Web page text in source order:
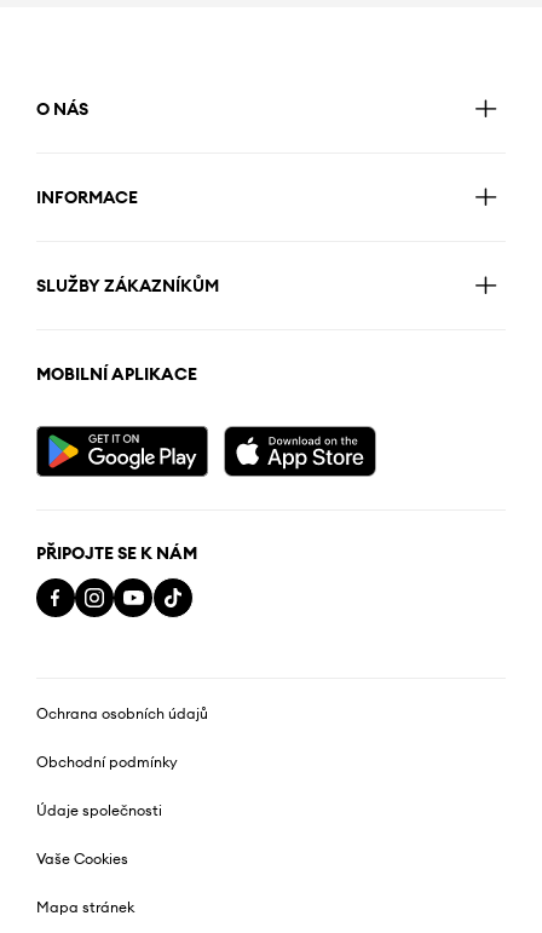
O NÁS
INFORMACE
SLUŽBY ZÁKAZNÍKŮM
MOBILNÍ APLIKACE
PŘIPOJTE SE K NÁM
Ochrana osobních údajů
Obchodní podmínky
Údaje společnosti
Vaše Cookies
Mapa stránek